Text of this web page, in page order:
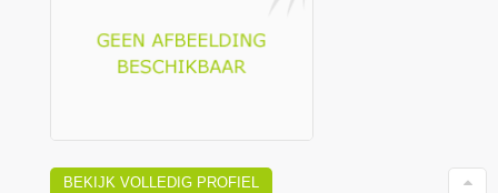
BEKIJK VOLLEDIG PROFIEL